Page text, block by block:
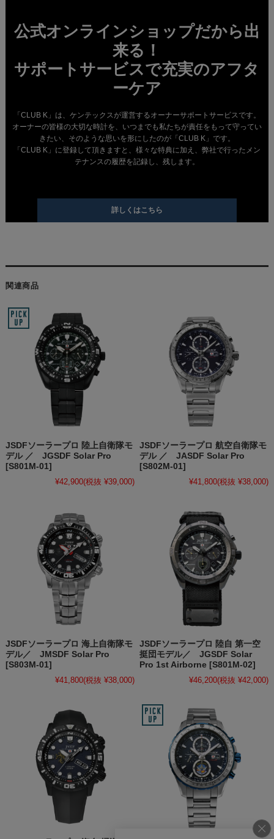
公式オンラインショップだから出
来る！
サポートサービスで充実のアフタ
ーケア
「CLUB K」は、ケンテックスが運営するオーナーサポートサービスです。
オーナーの皆様の大切な時計を、いつまでも私たちが責任をもって守ってい
きたい、そのような思いを形にしたのが「CLUB K」です。
「CLUB K」に登録して頂きますと、様々な特典に加え、弊社で行ったメン
テナンスの履歴を記録し、残します。
詳しくはこちら
関連商品
JSDFソーラープロ 陸上自衛隊モ
デル ／ JGSDF Solar Pro
[S801M-01]
¥42,900(税抜 ¥39,000)
JSDFソーラープロ 航空自衛隊モ
デル ／ JASDF Solar Pro
[S802M-01]
¥41,800(税抜 ¥38,000)
JSDFソーラープロ 海上自衛隊モ
デル／ JMSDF Solar Pro
[S803M-01]
¥41,800(税抜 ¥38,000)
JSDFソーラープロ 陸自 第一空
挺団モデル／ JGSDF Solar
Pro 1st Airborne [S801M-02]
¥46,200(税抜 ¥42,000)